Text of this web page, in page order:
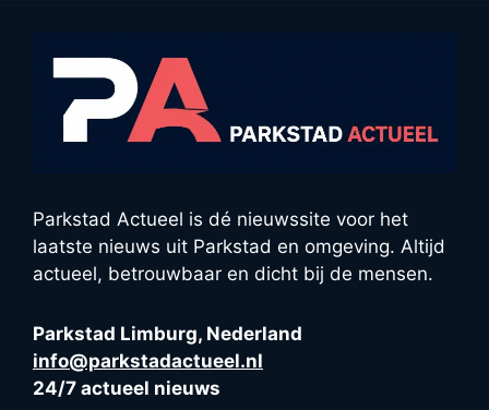
Parkstad Actueel is dé nieuwssite voor het
laatste nieuws uit Parkstad en omgeving. Altijd
actueel, betrouwbaar en dicht bij de mensen.
Parkstad Limburg, Nederland
info@parkstadactueel.nl
24/7 actueel nieuws